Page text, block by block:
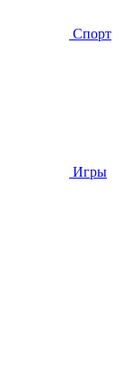
Спорт
Игры